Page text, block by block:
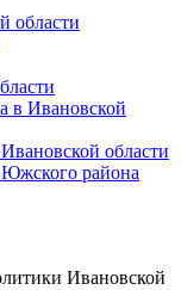
области
в Ивановской
области
Южского района
Ивановской